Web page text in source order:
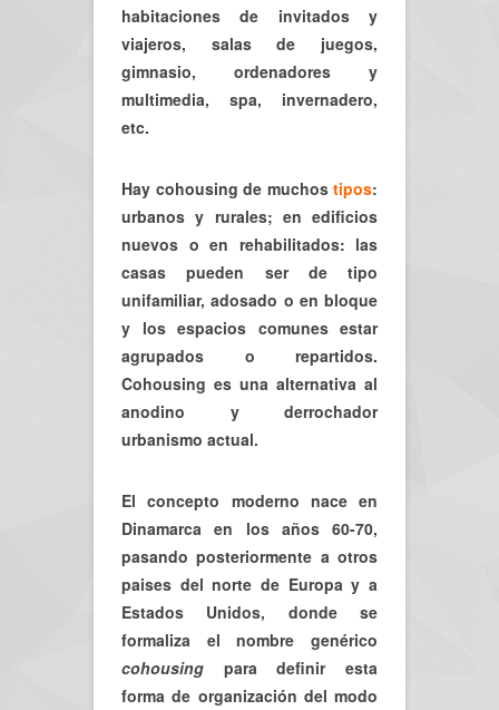
habitaciones de invitados y
viajeros, salas de juegos,
gimnasio, ordenadores y
multimedia, spa, invernadero,
etc.
Hay cohousing de muchos tipos:
urbanos y rurales; en edificios
nuevos o en rehabilitados: las
casas pueden ser de tipo
unifamiliar, adosado o en bloque
y los espacios comunes estar
agrupados o repartidos.
Cohousing es una alternativa al
anodino y derrochador
urbanismo actual.
El concepto moderno nace en
Dinamarca en los años 60-70,
pasando posteriormente a otros
paises del norte de Europa y a
Estados Unidos, donde se
formaliza el nombre genérico
cohousing para definir esta
forma de organización del modo